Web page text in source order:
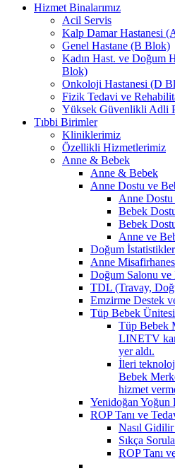
Hizmet Binalarımız
Acil Servis
Kalp Damar Hastanesi
Genel Hastane (B Blok)
Kadın Hast. ve Doğum
Blok)
Onkoloji Hastanesi (D
Fizik Tedavi ve
Yüksek Güvenlikli Adli
Tıbbi Birimler
Kliniklerimiz
Özellikli Hizmetlerimiz
Anne & Bebek
Anne & Bebek
Anne Dostu ve
Anne Dostu
Bebek
Bebek
Anne ve
Doğum
Anne
Doğum Salonu ve
TDL (Travay,
Emzirme Destek
Tüp Bebek
Tüp Bebek
LINETV
yer aldı.
İleri
Bebek
hizmet
Yenidoğan Yoğun
ROP Tanı ve
Nasıl Gidilir
Sıkça
ROP Tanı